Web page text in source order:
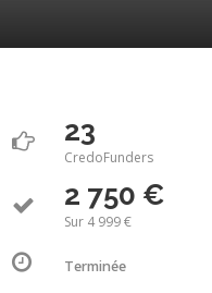
23
CredoFunders
2 750 €
Sur 4 999 €
Terminée